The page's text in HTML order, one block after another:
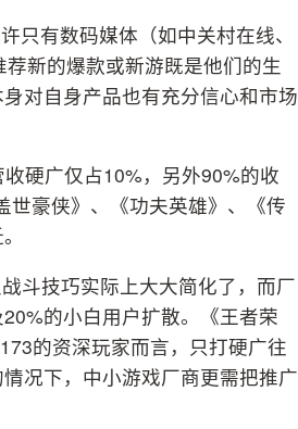
只有数码媒体（如中关村在线、
新的爆款或新游既是他们的生
对自身产品也有充分信心和市场
硬广仅占10%，另外90%的收
世豪侠》、《功夫英雄》、《传
斗技巧实际上大大简化了，而厂
的小白用户扩散。《王者荣
的资深玩家而言，只打硬广往
况下，中小游戏厂商更需把推广